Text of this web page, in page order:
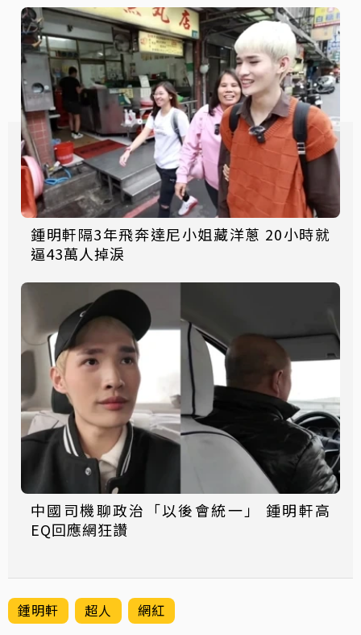
鍾明軒隔3年飛奔達尼小姐藏洋蔥 20小時就
逼43萬人掉淚
中國司機聊政治「以後會統一」 鍾明軒高
EQ回應網狂讚
鍾明軒 超人 網紅